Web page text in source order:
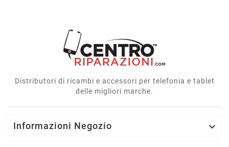
Distributori di ricambi e accessori per telefonia e tablet
delle migliori marche.
Informazioni Negozio 